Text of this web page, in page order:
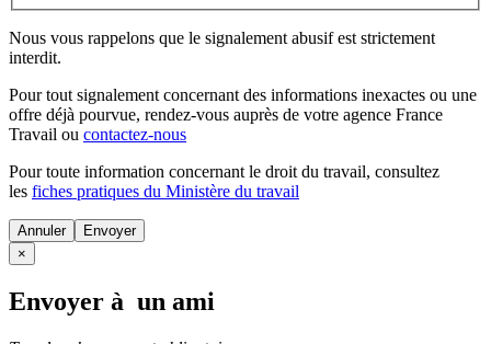
Nous vous rappelons que le signalement abusif est strictement
interdit.
Pour tout signalement concernant des informations inexactes ou une
offre déjà pourvue, rendez-vous auprès de votre agence France
Travail ou contactez-nous
Pour toute information concernant le droit du travail, consultez
les fiches pratiques du Ministère du travail
Annuler
×
Envoyer à un ami